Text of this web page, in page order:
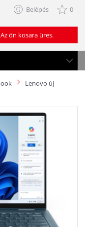
Belépés 0
Az ön kosara üres.
Lenovo új